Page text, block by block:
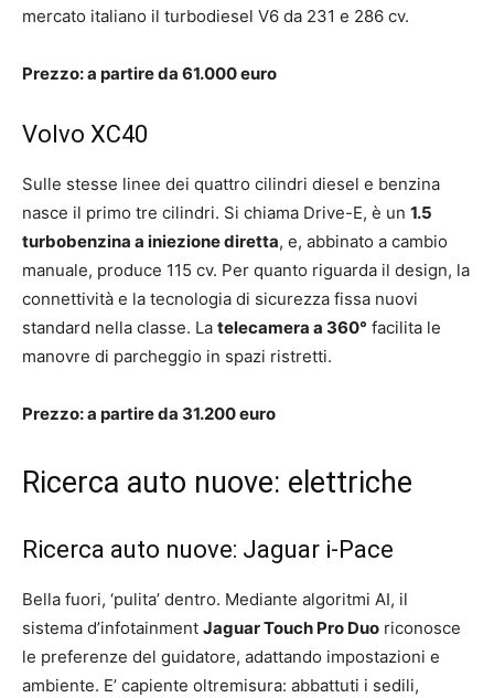
mercato italiano il turbodiesel V6 da 231 e 286 cv.
Prezzo: a partire da 61.000 euro
Volvo XC40
Sulle stesse linee dei quattro cilindri diesel e benzina
nasce il primo tre cilindri. Si chiama Drive-E, è un 1.5
turbobenzina a iniezione diretta, e, abbinato a cambio
manuale, produce 115 cv. Per quanto riguarda il design, la
connettività e la tecnologia di sicurezza fissa nuovi
standard nella classe. La telecamera a 360° facilita le
manovre di parcheggio in spazi ristretti.
Prezzo: a partire da 31.200 euro
Ricerca auto nuove: elettriche
Ricerca auto nuove: Jaguar i-Pace
Bella fuori, ‘pulita’ dentro. Mediante algoritmi AI, il
sistema d’infotainment Jaguar Touch Pro Duo riconosce
le preferenze del guidatore, adattando impostazioni e
ambiente. E’ capiente oltremisura: abbattuti i sedili,